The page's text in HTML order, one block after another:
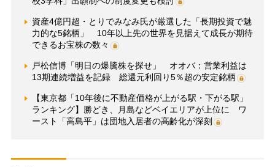
資産4億円超・とりでみなみ氏が厳選した「長期投資で魅
力的な5銘柄」 10年以上先の世界を見据えて成長が期待
できるお宝株の数々
戸松信博「明日の爆騰株を探せ」 オオバ：営業利益は
13期連続増益を記録 総還元利回り5％超の安定銘柄
【東京都「10年後に不動産価格が上がる駅・下がる駅」
ランキング】勝どき、月島などベイエリアが上位に ワ
ースト「高島平」は団地入居者の高齢化が深刻